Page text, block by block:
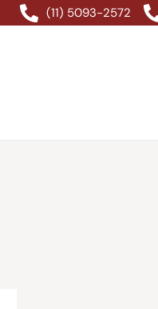
(11) 5093-2572